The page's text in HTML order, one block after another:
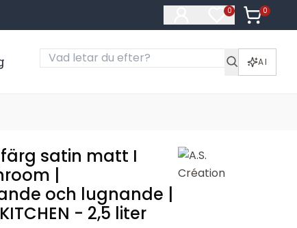
0
Artiklar på
0
Artiklar i
AI
satin matt I
|
och lugnande |
- 2,5 liter